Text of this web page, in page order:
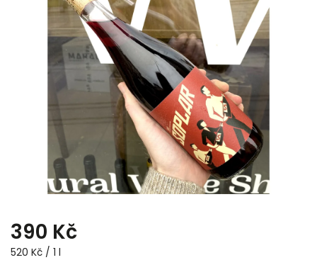
390 Kč
520 Kč / 1 l